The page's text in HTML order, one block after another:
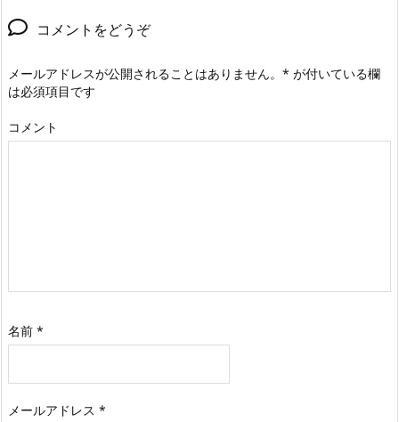
コメントをどうぞ
メールアドレスが公開されることはありません。 * が付いている欄
は必須項目です
コメント
名前 *
メールアドレス *